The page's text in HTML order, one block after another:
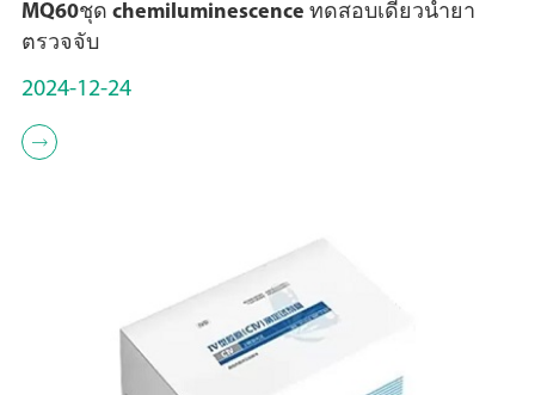
MQ60ชุด chemiluminescence ทดสอบเดียวน้ำยา
ตรวจจับ
2024-12-24
